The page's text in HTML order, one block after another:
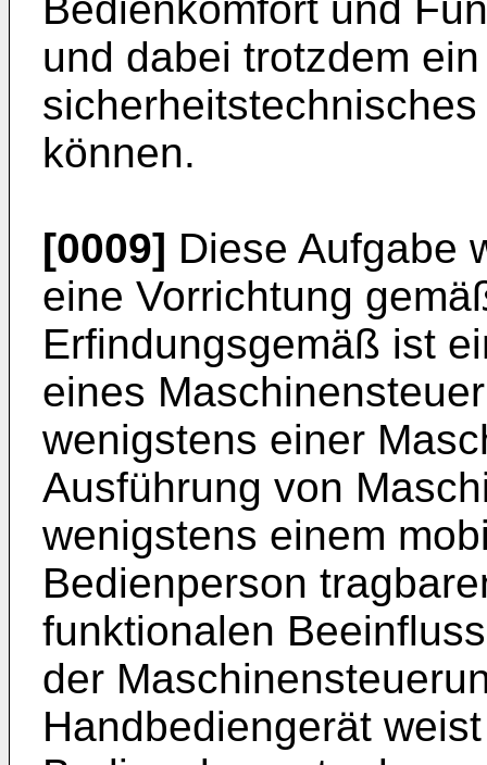
und dabei trotzdem
können.
[0009] Diese Aufgabe
eine Vorrichtung
Erfindungsgemäß ist
eines
wenigstens einer
Ausführung von
wenigstens einem
Bedienperson
funktionalen
der
Handbediengerät